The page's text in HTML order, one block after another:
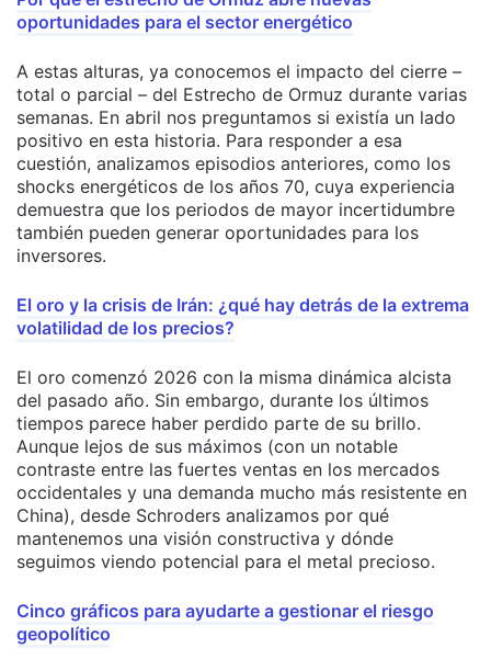
oportunidades para el sector energético
A estas alturas, ya conocemos el impacto del cierre –
total o parcial – del Estrecho de Ormuz durante varias
semanas. En abril nos preguntamos si existía un lado
positivo en esta historia. Para responder a esa
cuestión, analizamos episodios anteriores, como los
shocks energéticos de los años 70, cuya experiencia
demuestra que los periodos de mayor incertidumbre
también pueden generar oportunidades para los
inversores.
El oro y la crisis de Irán: ¿qué hay detrás de la extrema
volatilidad de los precios?
El oro comenzó 2026 con la misma dinámica alcista
del pasado año. Sin embargo, durante los últimos
tiempos parece haber perdido parte de su brillo.
Aunque lejos de sus máximos (con un notable
contraste entre las fuertes ventas en los mercados
occidentales y una demanda mucho más resistente en
China), desde Schroders analizamos por qué
mantenemos una visión constructiva y dónde
seguimos viendo potencial para el metal precioso.
Cinco gráficos para ayudarte a gestionar el riesgo
geopolítico